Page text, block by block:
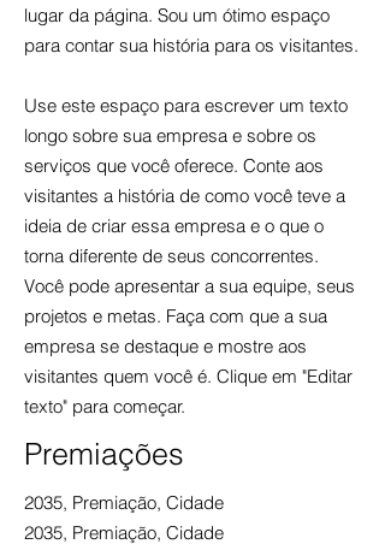
lugar da página. Sou um ótimo espaço
para contar sua história para os visitantes.
Use este espaço para escrever um texto
longo sobre sua empresa e sobre os
serviços que você oferece. Conte aos
visitantes a história de como você teve a
ideia de criar essa empresa e o que o
torna diferente de seus concorrentes.
Você pode apresentar a sua equipe, seus
projetos e metas. Faça com que a sua
empresa se destaque e mostre aos
visitantes quem você é. Clique em "Editar
texto" para começar.
Premiações
2035, Premiação, Cidade
2035, Premiação, Cidade